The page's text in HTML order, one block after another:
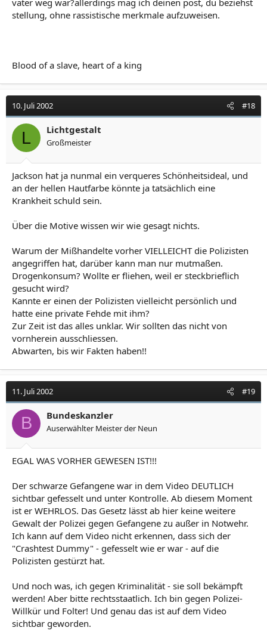
vater weg war?allerdings mag ich deinen post, du beziehst
stellung, ohne rassistische merkmale aufzuweisen.
Blood of a slave, heart of a king
10. Juli 2002 #18
L Lichtgestalt
Großmeister
Jackson hat ja nunmal ein verqueres Schönheitsideal, und
an der hellen Hautfarbe könnte ja tatsächlich eine
Krankheit schuld sein.
Über die Motive wissen wir wie gesagt nichts.
Warum der Mißhandelte vorher VIELLEICHT die Polizisten
angegriffen hat, darüber kann man nur mutmaßen.
Drogenkonsum? Wollte er fliehen, weil er steckbrieflich
gesucht wird?
Kannte er einen der Polizisten vielleicht persönlich und
hatte eine private Fehde mit ihm?
Zur Zeit ist das alles unklar. Wir sollten das nicht von
vornherein ausschliessen.
Abwarten, bis wir Fakten haben!!
11. Juli 2002 #19
B Bundeskanzler
Auserwählter Meister der Neun
EGAL WAS VORHER GEWESEN IST!!!
Der schwarze Gefangene war in dem Video DEUTLICH
sichtbar gefesselt und unter Kontrolle. Ab diesem Moment
ist er WEHRLOS. Das Gesetz lässt ab hier keine weitere
Gewalt der Polizei gegen Gefangene zu außer in Notwehr.
Ich kann auf dem Video nicht erkennen, dass sich der
"Crashtest Dummy" - gefesselt wie er war - auf die
Polizisten gestürzt hat.
Und noch was, ich gegen Kriminalität - sie soll bekämpft
werden! Aber bitte rechtsstaatlich. Ich bin gegen Polizei-
Willkür und Folter! Und genau das ist auf dem Video
sichtbar geworden.